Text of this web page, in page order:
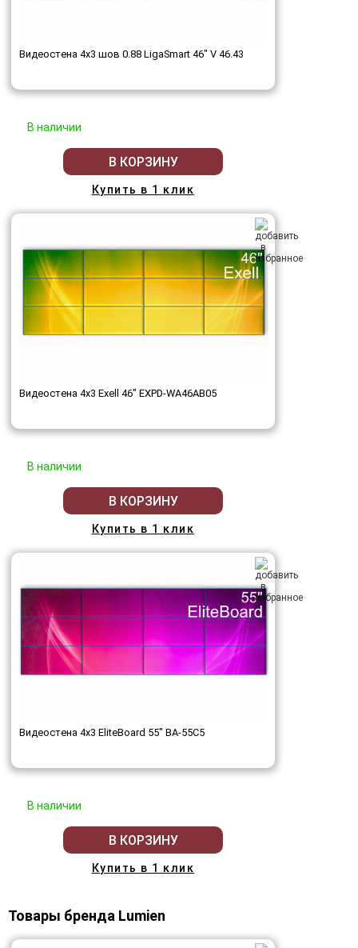
Видеостена 4x3 шов 0.88 LigaSmart 46" V 46.43
В наличии
В КОРЗИНУ
Купить в 1 клик
Видеостена 4x3 Exell 46" EXPD-WA46AB05
В наличии
В КОРЗИНУ
Купить в 1 клик
Видеостена 4x3 EliteBoard 55" BA-55C5
В наличии
В КОРЗИНУ
Купить в 1 клик
Товары бренда Lumien